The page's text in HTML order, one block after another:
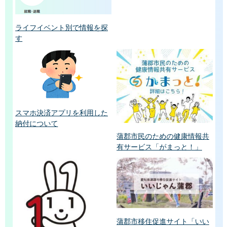
ライフイベント別で情報を探
す
スマホ決済アプリを利用した
納付について
蒲郡市民のための健康情報共
有サービス「がまっと！」
蒲郡市移住促進サイト「いい